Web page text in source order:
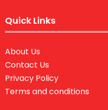
Quick Links
About Us
Contact Us
Privacy Policy
Terms and conditions